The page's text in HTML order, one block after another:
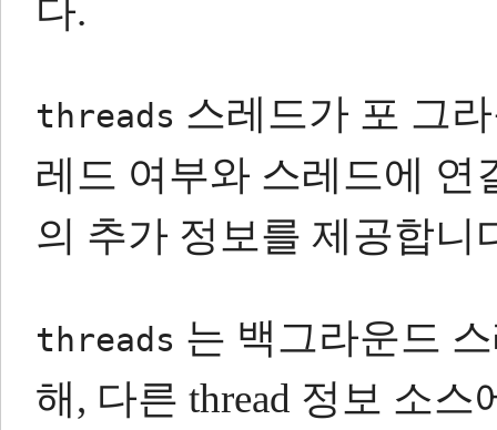
다.
threads 스레드가 포 그
레드 여부와 스레드에 연
의 추가 정보를 제공합니
threads 는 백그라운드
해, 다른 thread 정보 소